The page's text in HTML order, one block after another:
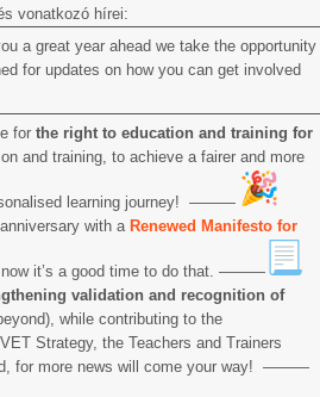
vonatkozó hírei:
a great year ahead we take the opportunity
for updates on how you can get involved
for the right to education and training for
and training, to achieve a fairer and more
learning journey! ———
with a Renewed Manifesto for
now it’s a good time to do that. ———
validation and recognition of
while contributing to the
Strategy, the Teachers and Trainers
for more news will come your way! ———